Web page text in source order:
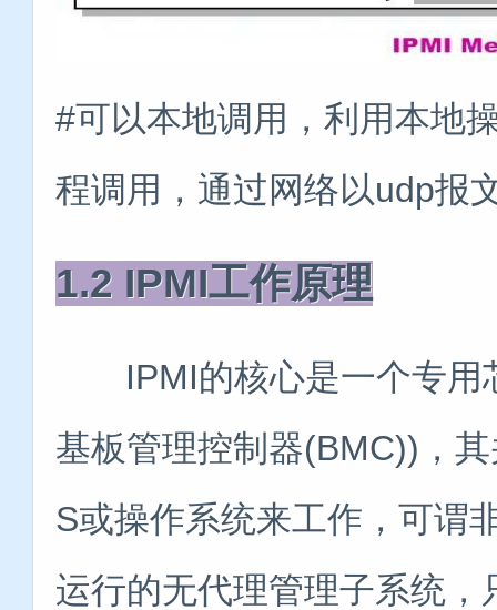
#可以本地调用，利用本地
程调用，通过网络以udp报
1.2 IPMI工作原理
IPMI的核心是一个专用
基板管理控制器(BMC))，
S或操作系统来工作，可谓
运行的无代理管理子系统